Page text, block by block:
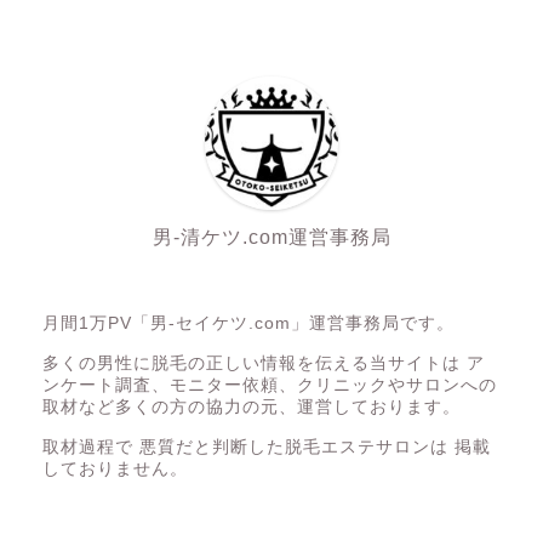
男-清ケツ.com運営事務局
月間1万PV「男-セイケツ.com」運営事務局です。
多くの男性に脱毛の正しい情報を伝える当サイトは ア
ンケート調査、モニター依頼、クリニックやサロンへの
取材など多くの方の協力の元、運営しております。
取材過程で 悪質だと判断した脱毛エステサロンは 掲載
しておりません。